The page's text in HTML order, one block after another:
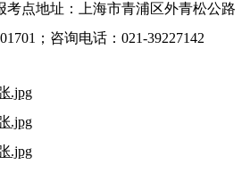
考点地址：上海市青浦区外青松公路
；咨询电话 ： 021-39227142
.jpg
.jpg
.jpg